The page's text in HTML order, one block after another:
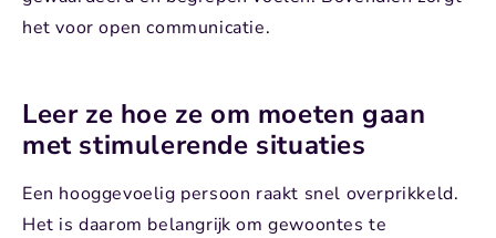
het voor open communicatie.
Leer ze hoe ze om moeten gaan
met stimulerende situaties
Een hooggevoelig persoon raakt snel overprikkeld.
Het is daarom belangrijk om gewoontes te